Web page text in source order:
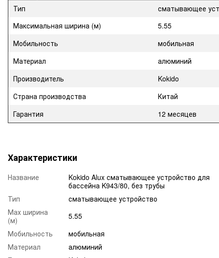
Тип
сматывающее
Максимальная ширина (м)
5.55
Мобильность
мобильная
Материал
алюминий
Производитель
Kokido
Страна производства
Китай
Гарантия
12 месяцев
Характеристики
Название
Kokido Alux сматывающее устройство для
бассейна K943/80, без трубы
Тип
сматывающее устройство
Мах ширина
(м)
5.55
Мобильность
мобильная
Материал
алюминий